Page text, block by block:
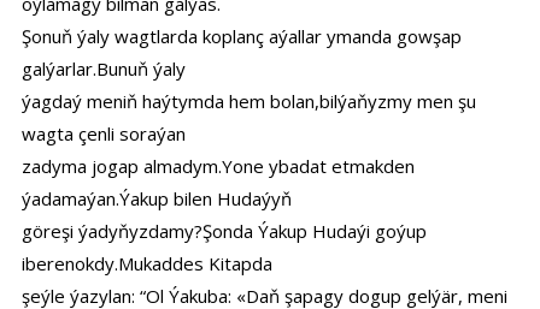
Şonuň ýaly wagtlarda koplanç aýallar ymanda gowşap
galýarlar.Bunuň ýaly
ýagdaý meniň haýtymda hem bolan,bilýaňyzmy men şu
wagta çenli soraýan
zadyma jogap almadym.Yone ybadat etmakden
ýadamaýan.Ýakup bilen Hudaýyň
göreşi ýadyňyzdamy?Şonda Ýakup Hudaýi goýup
iberenokdy.Mukaddes Kitapda
şeýle ýazylan: “Ol Ýakuba: «Daň şapagy dogup gelýär, meni